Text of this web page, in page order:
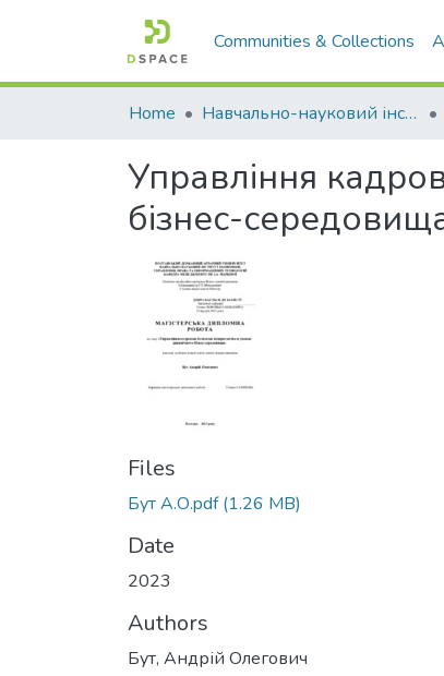
Communities & Collections
Home Навчально-науковий інститут економіки, управління, права та інформаційних технологій
Управління
бізнес-
Files
Бут А.О.pdf(1.26 MB)
Date
2023
Authors
Бут, Андрій Олегович